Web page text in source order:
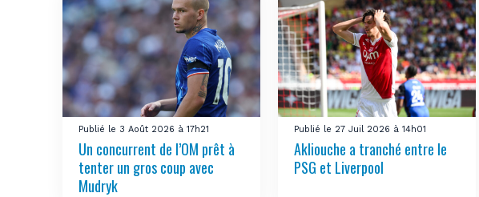
Publié le 3 Août 2026 à 17h21
Un concurrent de l’OM prêt à
tenter un gros coup avec
Mudryk
Publié le 27 Juil 2026 à 14h01
Akliouche a tranché entre le
PSG et Liverpool